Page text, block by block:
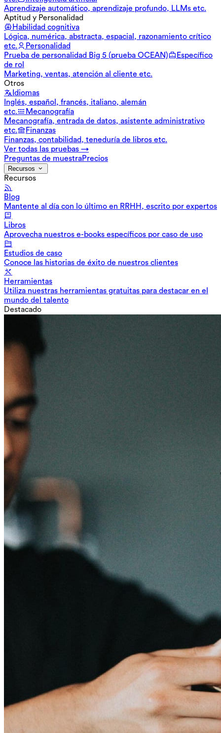
Aprendizaje automático, aprendizaje profundo, LLMs etc.
Aptitud y Personalidad
Habilidad cognitiva
Lógica, numérica, abstracta, espacial, razonamiento crítico
etc.
Personalidad
Prueba de personalidad Big 5 (prueba OCEAN)
Específico
de rol
Marketing, ventas, atención al cliente etc.
Otros
Idiomas
Inglés, español, francés, italiano, alemán
etc.
Mecanografía
Mecanografía, entrada de datos, asistente administrativo
etc.
Finanzas
Finanzas, contabilidad, teneduría de libros etc.
Ver todas las pruebas →
Preguntas de muestraPrecios
Recursos
Recursos
Blog
Mantente al día con lo último en RRHH, escrito por expertos
Libros
Aprovecha nuestros e-books específicos por caso de uso
Estudios de caso
Conoce las historias de éxito de nuestros clientes
Herramientas
Utiliza nuestras herramientas gratuitas para destacar en el
mundo del talento
Destacado